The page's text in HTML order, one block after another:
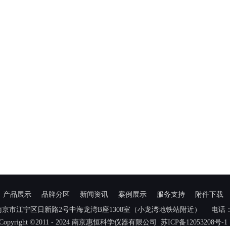
产品展示 品牌分区 新闻资讯 案例展示 服务支持 附件下载
市江宁区日新路2号中海龙湾B座1308室（小龙湾地铁站附近）
电话：
©2011 - 2024 南京惠恒科学仪器有限公司 苏ICP备12053208号-1